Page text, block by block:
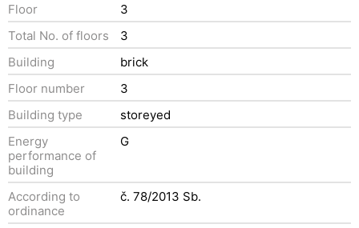
Floor
3
Total No. of floors
3
Building
brick
Floor number
3
Building type
storeyed
Energy
performance of
building
G
According to
ordinance
č. 78/2013 Sb.